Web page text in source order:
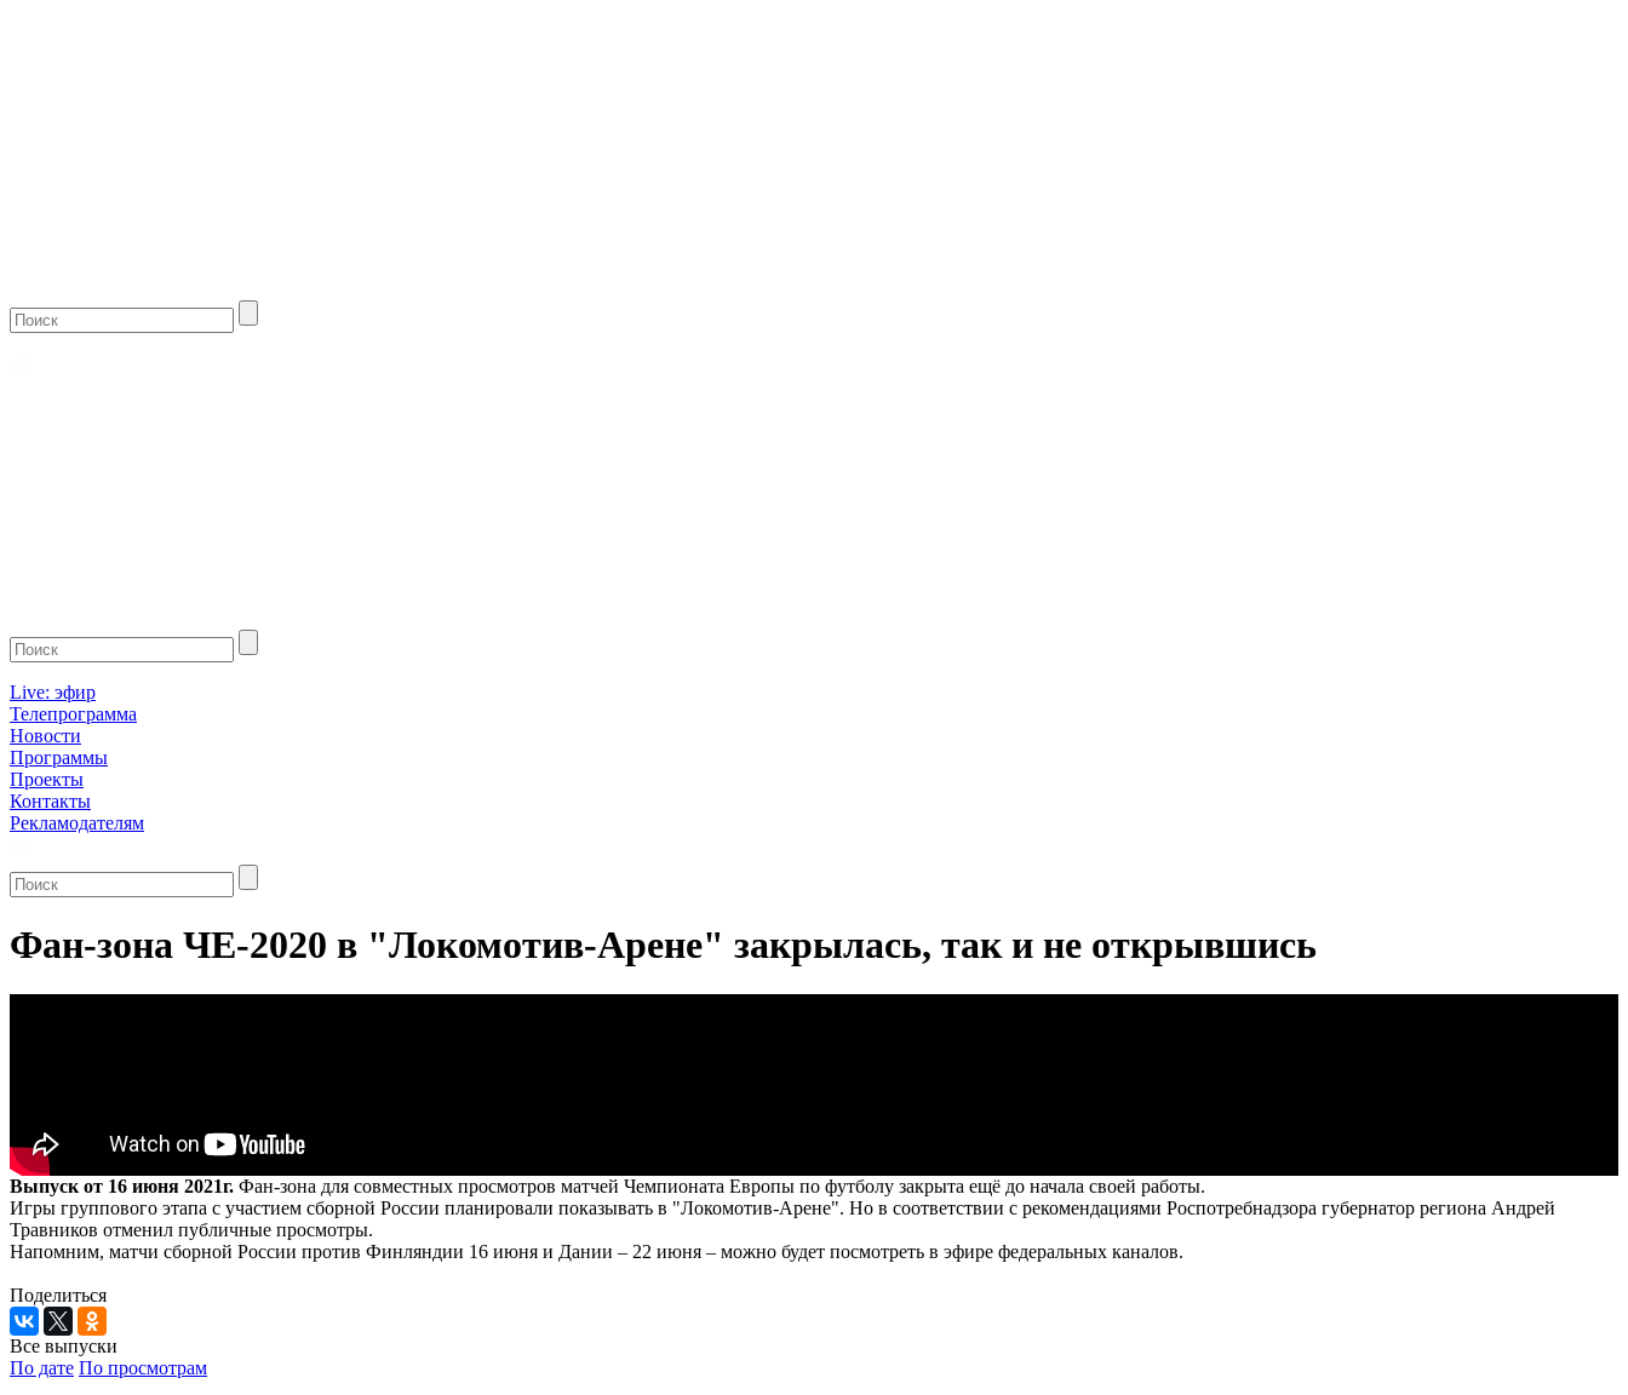
Live: эфир
Телепрограмма
Новости
Программы
Проекты
Контакты
Рекламодателям
Фан-зона ЧЕ-2020 в "Локомотив-Арене" закрылась, так и не открывшись
Выпуск от 16 июня 2021г. Фан-зона для совместных просмотров матчей Чемпионата Европы по футболу закрыта ещё до начала своей работы.
Игры группового этапа с участием сборной России планировали показывать в "Локомотив-Арене". Но в соответствии с рекомендациями Роспотребнадзора губернатор региона Андрей
Травников отменил публичные просмотры.
Напомним, матчи сборной России против Финляндии 16 июня и Дании – 22 июня – можно будет посмотреть в эфире федеральных каналов.
Поделиться
Все выпуски
По дате По просмотрам